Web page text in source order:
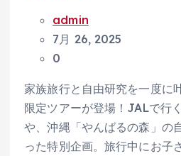
admin
7月 26, 2025
0
家族旅行と自由研究を一度に
限定ツアーが登場！JALで行
や、沖縄「やんばるの森」の
った特別企画。旅行中にお子